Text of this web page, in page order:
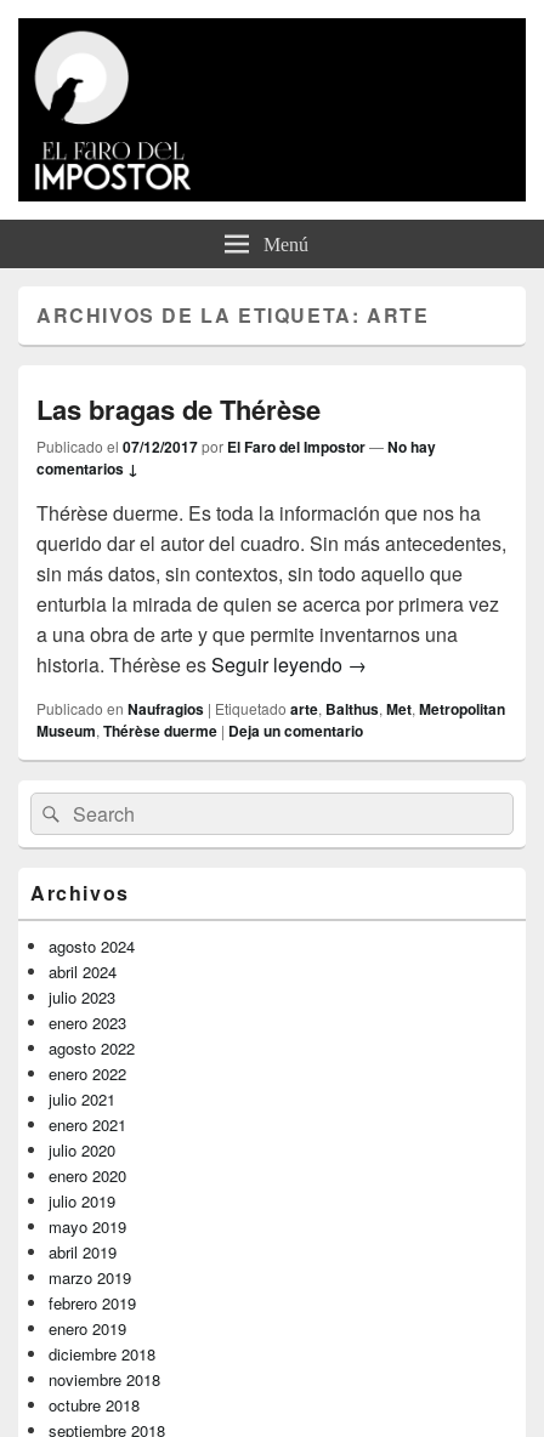
El Faro del Impostor
Menú
ARCHIVOS DE LA ETIQUETA:ARTE
Las bragas de Thérèse
Publicado el 07/12/2017por El Faro del Impostor—No hay
comentarios ↓
Thérèse duerme. Es toda la información que nos ha
querido dar el autor del cuadro. Sin más antecedentes,
sin más datos, sin contextos, sin todo aquello que
enturbia la mirada de quien se acerca por primera vez
a una obra de arte y que permite inventarnos una
historia. Thérèse esSeguir leyendo Las bragas de Thérèse
→
Publicado en Naufragios | Etiquetado arte, Balthus, Met, Metropolitan
Museum, Thérèse duerme | Deja un comentario
área
de
widget
lateral
primaria
Buscar
por:
Buscar
Archivos
agosto 2024
abril 2024
julio 2023
enero 2023
agosto 2022
enero 2022
julio 2021
enero 2021
julio 2020
enero 2020
julio 2019
mayo 2019
abril 2019
marzo 2019
febrero 2019
enero 2019
diciembre 2018
noviembre 2018
octubre 2018
septiembre 2018